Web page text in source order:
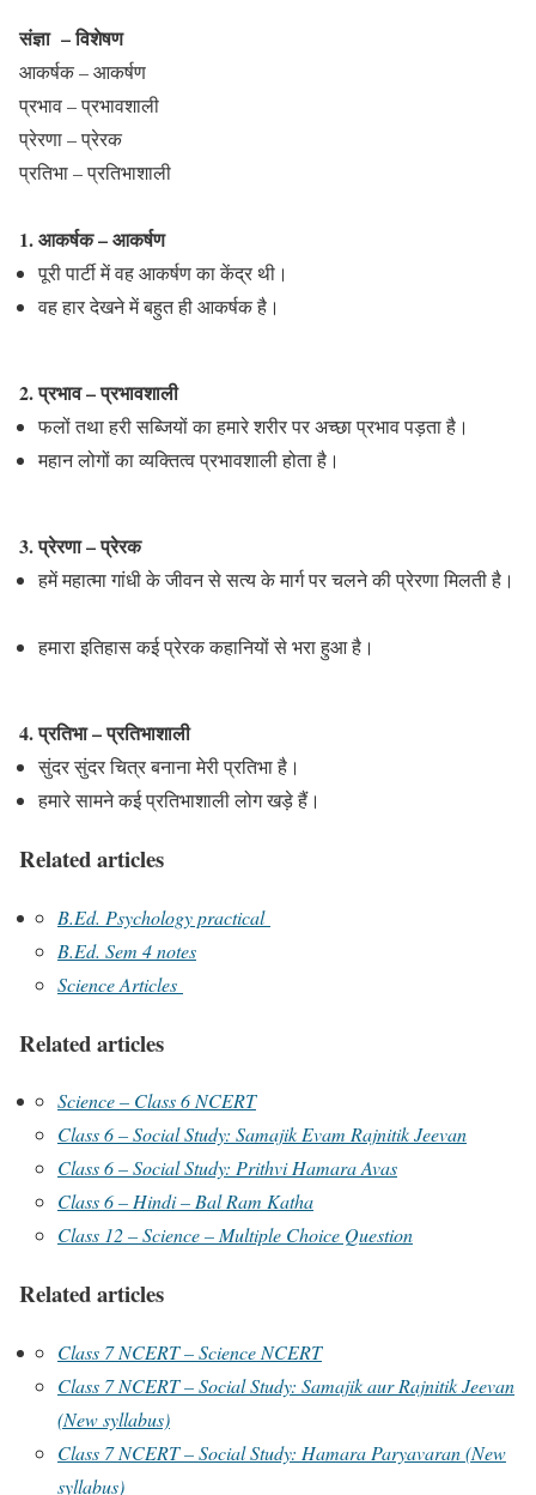
संज्ञा – विशेषण
आकर्षक – आकर्षण
प्रभाव – प्रभावशाली
प्रेरणा – प्रेरक
प्रतिभा – प्रतिभाशाली
1. आकर्षक – आकर्षण
पूरी पार्टी में वह आकर्षण का केंद्र थी।
वह हार देखने में बहुत ही आकर्षक है।
2. प्रभाव – प्रभावशाली
फलों तथा हरी सब्जियों का हमारे शरीर पर अच्छा प्रभाव पड़ता है।
महान लोगों का व्यक्तित्व प्रभावशाली होता है।
3. प्रेरणा – प्रेरक
हमें महात्मा गांधी के जीवन से सत्य के मार्ग पर चलने की प्रेरणा मिलती है।
हमारा इतिहास कई प्रेरक कहानियों से भरा हुआ है।
4. प्रतिभा – प्रतिभाशाली
सुंदर सुंदर चित्र बनाना मेरी प्रतिभा है।
हमारे सामने कई प्रतिभाशाली लोग खड़े हैं।
Related articles
B.Ed. Psychology practical
B.Ed. Sem 4 notes
Science Articles
Related articles
Science – Class 6 NCERT
Class 6 – Social Study: Samajik Evam Rajnitik Jeevan
Class 6 – Social Study: Prithvi Hamara Avas
Class 6 – Hindi – Bal Ram Katha
Class 12 – Science – Multiple Choice Question
Related articles
Class 7 NCERT – Science NCERT
Class 7 NCERT – Social Study: Samajik aur Rajnitik Jeevan
(New syllabus)
Class 7 NCERT – Social Study: Hamara Paryavaran (New
syllabus)